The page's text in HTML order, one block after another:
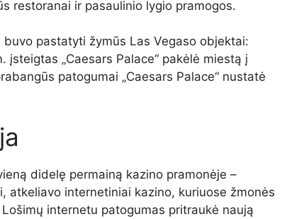
restoranai ir pasaulinio lygio pramogos.
pastatyti žymūs Las Vegaso objektai:
įsteigtas „Caesars Palace“ pakėlė miestą į
patogumai „Caesars Palace“ nustatė
didelę permainą kazino pramonėje –
atkeliavo internetiniai kazino, kuriuose žmonės
internetu patogumas pritraukė naują